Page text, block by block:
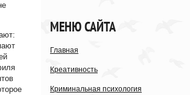
МЕНЮ САЙТА
Главная
Креативность
Криминальная психология